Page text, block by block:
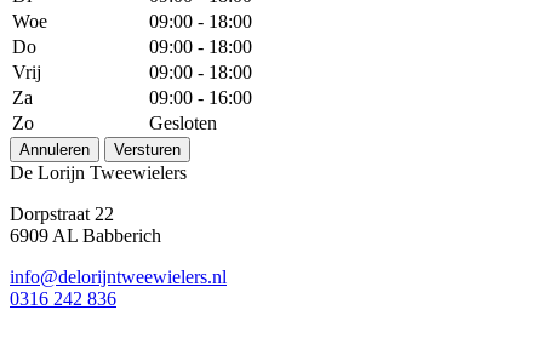
Woe
09:00 - 18:00
Do
09:00 - 18:00
Vrij
09:00 - 18:00
Za
09:00 - 16:00
Zo
Gesloten
Annuleren Versturen
De Lorijn Tweewielers
Dorpstraat 22
6909 AL Babberich
info@delorijntweewielers.nl
0316 242 836